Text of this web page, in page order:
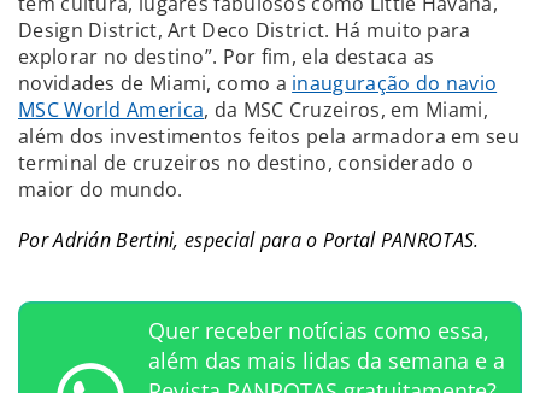
Design District, Art Deco District. Há muito para
explorar no destino”. Por fim, ela destaca as
novidades de Miami, como a inauguração do navio
MSC World America, da MSC Cruzeiros, em Miami,
além dos investimentos feitos pela armadora em seu
terminal de cruzeiros no destino, considerado o
maior do mundo.
Por Adrián Bertini, especial para o Portal PANROTAS.
Quer receber notícias como essa,
além das mais lidas da semana e a